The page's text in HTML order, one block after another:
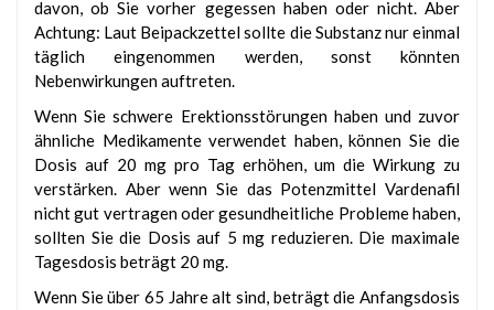
davon, ob Sie vorher gegessen haben oder nicht. Aber
Achtung: Laut Beipackzettel sollte die Substanz nur einmal
täglich eingenommen werden, sonst könnten
Nebenwirkungen auftreten.
Wenn Sie schwere Erektionsstörungen haben und zuvor
ähnliche Medikamente verwendet haben, können Sie die
Dosis auf 20 mg pro Tag erhöhen, um die Wirkung zu
verstärken. Aber wenn Sie das Potenzmittel Vardenafil
nicht gut vertragen oder gesundheitliche Probleme haben,
sollten Sie die Dosis auf 5 mg reduzieren. Die maximale
Tagesdosis beträgt 20 mg.
Wenn Sie über 65 Jahre alt sind, beträgt die Anfangsdosis